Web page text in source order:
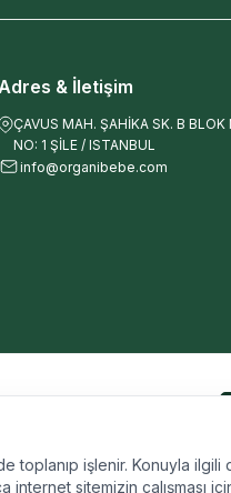
& İletişim
ÇAVUS MAH. ŞAHİKA SK. B BLOK
NO: 1 ŞİLE / ISTANBUL
info@organibebe.com
toplanıp işlenir. Konuyla ilgili
internet sitemizin çalışması